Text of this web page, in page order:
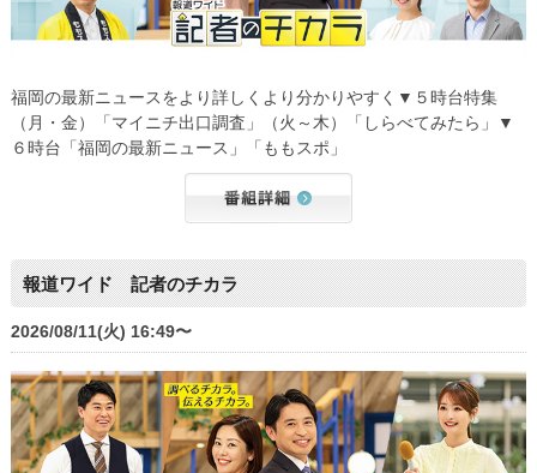
福岡の最新ニュースをより詳しくより分かりやすく▼５時台特集
（月・金）「マイニチ出口調査」（火～木）「しらべてみたら」▼
６時台「福岡の最新ニュース」「ももスポ」
報道ワイド 記者のチカラ
2026/08/11(火) 16:49〜